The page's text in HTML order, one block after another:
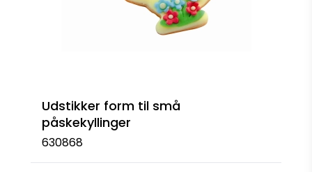
Udstikker form til små
påskekyllinger
630868